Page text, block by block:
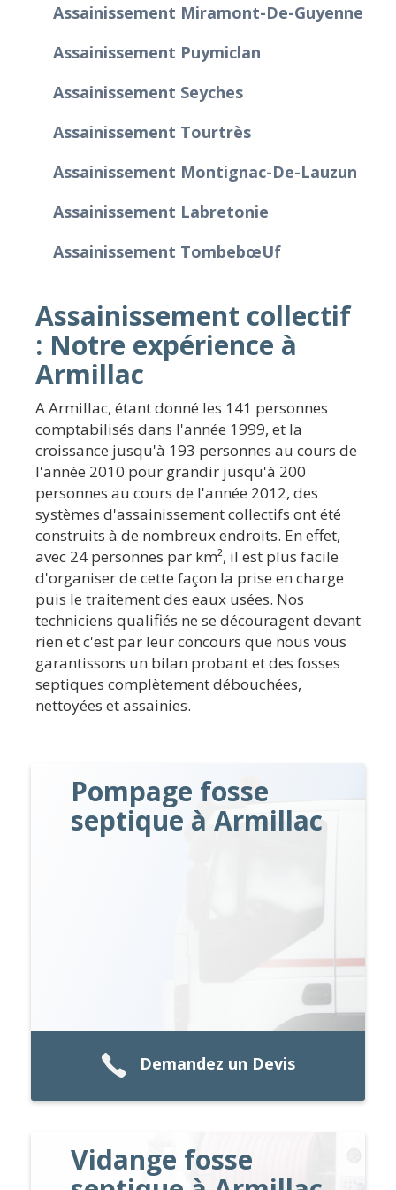
Assainissement Miramont-De-Guyenne
Assainissement Puymiclan
Assainissement Seyches
Assainissement Tourtrès
Assainissement Montignac-De-Lauzun
Assainissement Labretonie
Assainissement Tombebœuf
Assainissement collectif
: Notre expérience à
Armillac
A Armillac, étant donné les 141 personnes
comptabilisés dans l'année 1999, et la
croissance jusqu'à 193 personnes au cours de
l'année 2010 pour grandir jusqu'à 200
personnes au cours de l'année 2012, des
systèmes d'assainissement collectifs ont été
construits à de nombreux endroits. En effet,
avec 24 personnes par km², il est plus facile
d'organiser de cette façon la prise en charge
puis le traitement des eaux usées. Nos
techniciens qualifiés ne se découragent devant
rien et c'est par leur concours que nous vous
garantissons un bilan probant et des fosses
septiques complètement débouchées,
nettoyées et assainies.
Pompage fosse
septique à Armillac
Demandez un Devis
Vidange fosse